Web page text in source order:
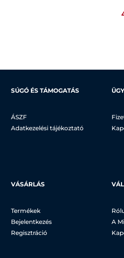
SÚGÓ ÉS TÁMOGATÁS
ÁSZF
Adatkezelési tájékoztató
VÁSÁRLÁS
Termékek
Bejelentkezés
Regisztráció
A